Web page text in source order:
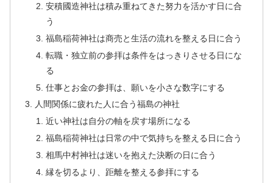
安積國造神社は積み重ねてきた努力を活かす日に合
う
福島稲荷神社は商売と生活の流れを整える日に合う
転職・独立前の参拝は条件をはっきりさせる日にな
る
仕事とお金の参拝は、願いを小さな数字にする
人間関係に疲れた人に合う福島の神社
近い神社は自分の軸を戻す場所になる
福島稲荷神社は日常の中で気持ちを整える日に合う
相馬中村神社は迷いを抱えた決断の日に合う
縁を切るより、距離を整える参拝にする